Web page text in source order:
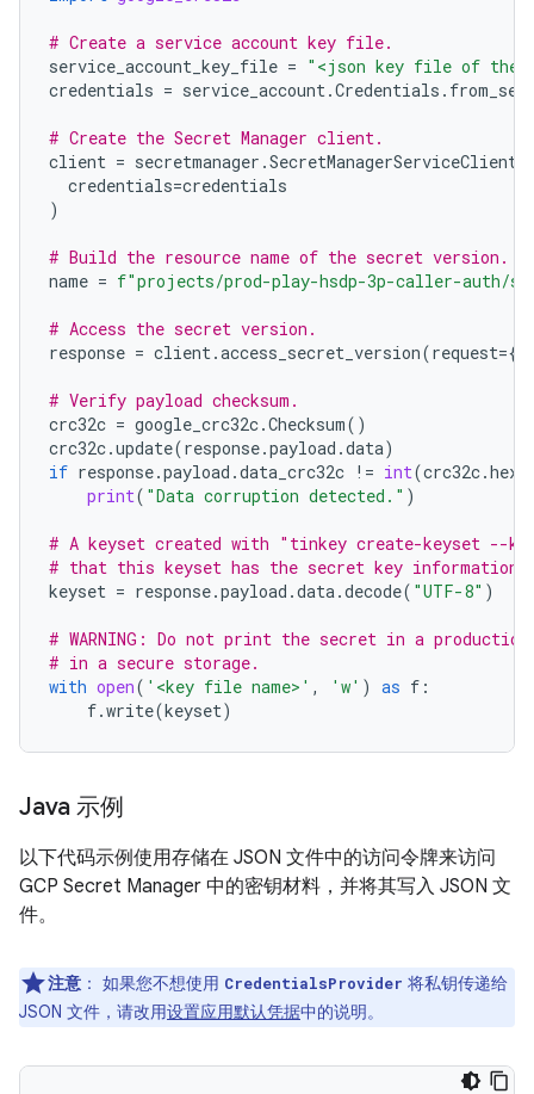
# Create a service account key file.
service_account_key_file = "<json key file of the
credentials = service_account.Credentials .
# Create the Secret Manager client.
client = secretmanager .SecretManagerServiceClient
credentials=credentials
)
# Build the resource name of the secret version.
name = f"projects/prod-play-hsdp-3p-caller-auth/
# Access the secret version.
response = client.access_secret_version(request={
# Verify payload checksum.
crc32c = google_crc32c.Checksum()
crc32c.update(response.payload .data)
if response.payload .data_crc32c != int(crc32c.
print( "Data corruption detected." )
# A keyset created with "tinkey create-keyset --key-
# that this keyset has the secret key
keyset = response.payload .data.decode( "UTF-8" )
# WARNING: Do not print the secret in a
# in a secure storage.
with open( '<key file name>' , 'w' ) as f :
f.write(keyset)
Java 示例
以下代码示例使用存储在 JSON 文件中的访问令牌来访问
GCP Secret Manager 中的密钥材料，并将其写入 JSON 文
件。
注意 ： 如果您不想使用 CredentialsProvider 将私钥传递给
JSON 文件，请改用设置应用默认凭据中的说明。